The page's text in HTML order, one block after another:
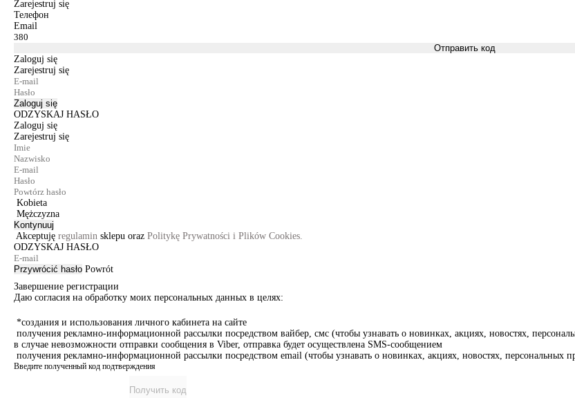
Zarejestruj się
Телефон
Email
Отправить код
Zaloguj się
Zarejestruj się
Zaloguj się
ODZYSKAJ HASŁO
Zaloguj się
Zarejestruj się
Kobieta
Mężczyzna
Kontynuuj
Akceptuję regulamin sklepu oraz Politykę Prywatności i Plików Cookies.
ODZYSKAJ HASŁO
Przywrócić hasło Powrót
Завершение регистрации
Даю согласия на обработку моих персональных данных в целях:
*создания и использования личного кабинета на сайте
получения рекламно-информационной рассылки посредством вайбер, смс (чтобы узнавать о новинках, акциях, новостях,
в случае невозможности отправки сообщения в Viber, отправка будет осуществлена SMS-сообщением
получения рекламно-информационной рассылки посредством email (чтобы узнавать о новинках, акциях, новостях, персональных
Введите полученный код подтверждения
Получить код